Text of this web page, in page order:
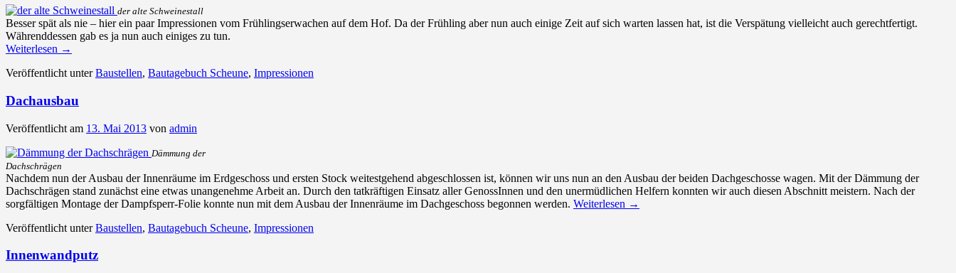
der alte Schweinestall
Besser spät als nie – hier ein paar Impressionen vom Frühlingserwachen auf dem Hof. Da der Frühling aber nun auch einige Zeit auf sich warten lassen hat, ist die Verspätung vielleicht auch gerechtfertigt.
Währenddessen gab es ja nun auch einiges zu tun.
Weiterlesen →
Veröffentlicht unter Baustellen, Bautagebuch Scheune, Impressionen
Dachausbau
Veröffentlicht am 13. Mai 2013 von admin
Dämmung der
Dachschrägen
Nachdem nun der Ausbau der Innenräume im Erdgeschoss und ersten Stock weitestgehend abgeschlossen ist, können wir uns nun an den Ausbau der beiden Dachgeschosse wagen. Mit der Dämmung der
Dachschrägen stand zunächst eine etwas unangenehme Arbeit an. Durch den tatkräftigen Einsatz aller GenossInnen und den unermüdlichen Helfern konnten wir auch diesen Abschnitt meistern. Nach der
sorgfältigen Montage der Dampfsperr-Folie konnte nun mit dem Ausbau der Innenräume im Dachgeschoss begonnen werden. Weiterlesen →
Veröffentlicht unter Baustellen, Bautagebuch Scheune, Impressionen
Innenwandputz